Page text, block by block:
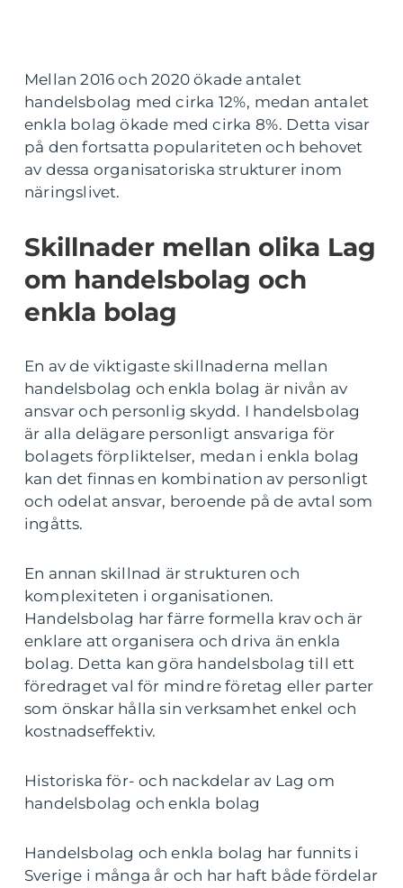
Mellan 2016 och 2020 ökade antalet
handelsbolag med cirka 12%, medan antalet
enkla bolag ökade med cirka 8%. Detta visar
på den fortsatta populariteten och behovet
av dessa organisatoriska strukturer inom
näringslivet.
Skillnader mellan olika Lag
om handelsbolag och
enkla bolag
En av de viktigaste skillnaderna mellan
handelsbolag och enkla bolag är nivån av
ansvar och personlig skydd. I handelsbolag
är alla delägare personligt ansvariga för
bolagets förpliktelser, medan i enkla bolag
kan det finnas en kombination av personligt
och odelat ansvar, beroende på de avtal som
ingåtts.
En annan skillnad är strukturen och
komplexiteten i organisationen.
Handelsbolag har färre formella krav och är
enklare att organisera och driva än enkla
bolag. Detta kan göra handelsbolag till ett
föredraget val för mindre företag eller parter
som önskar hålla sin verksamhet enkel och
kostnadseffektiv.
Historiska för- och nackdelar av Lag om
handelsbolag och enkla bolag
Handelsbolag och enkla bolag har funnits i
Sverige i många år och har haft både fördelar